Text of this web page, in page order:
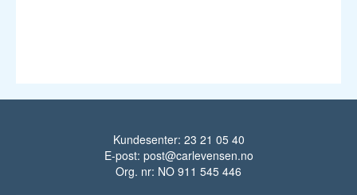
Kundesenter: 23 21 05 40
E-post: post@carlevensen.no
Org. nr: NO 911 545 446